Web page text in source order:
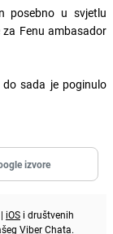
posebno u svjetlu
Fenu ambasador
sada je poginulo
izvore
| iOS i društvenih
ViberChata.